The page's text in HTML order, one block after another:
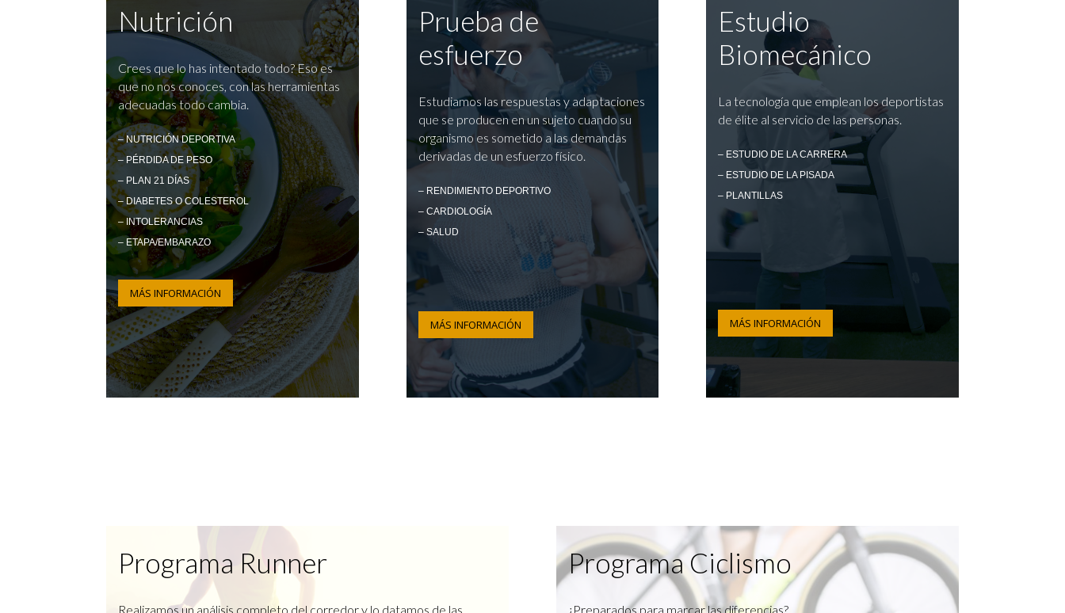
Nutrición
Crees que lo has intentado todo? Eso es
que no nos conoces, con las herramientas
adecuadas todo cambia.
– NUTRICIÓN DEPORTIVA
– PÉRDIDA DE PESO
– PLAN 21 DÍAS
– DIABETES O COLESTEROL
– INTOLERANCIAS
– ETAPA/EMBARAZO
MÁS INFORMACIÓN
Prueba de
esfuerzo
Estudiamos las respuestas y adaptaciones
que se producen en un sujeto cuando su
organismo es sometido a las demandas
derivadas de un esfuerzo físico.
– RENDIMIENTO DEPORTIVO
– CARDIOLOGÍA
– SALUD
MÁS INFORMACIÓN
Estudio
Biomecánico
La tecnología que emplean los deportistas
de élite al servicio de las personas.
– ESTUDIO DE LA CARRERA
– ESTUDIO DE LA PISADA
– PLANTILLAS
MÁS INFORMACIÓN
Programa Runner
Realizamos un análisis completo del corredor y lo datamos de las
Programa Ciclismo
¿Preparados para marcar las diferencias?